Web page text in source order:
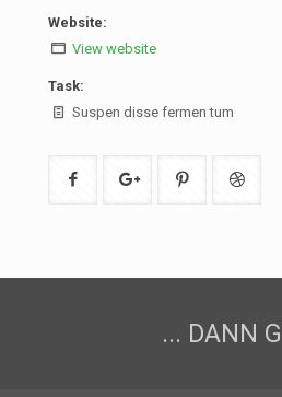
Website:
View website
Task:
Suspen disse fermen tum
... DANN